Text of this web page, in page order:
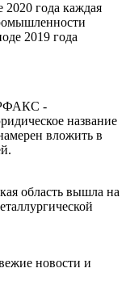
года каждая
2019 года
-
название
вложить в
область вышла на
новости и